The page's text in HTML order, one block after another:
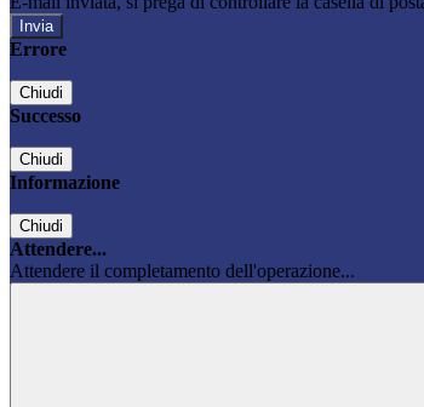
Errore
Chiudi
Successo
Chiudi
Informazione
Chiudi
Attendere...
Attendere il completamento dell'operazione...